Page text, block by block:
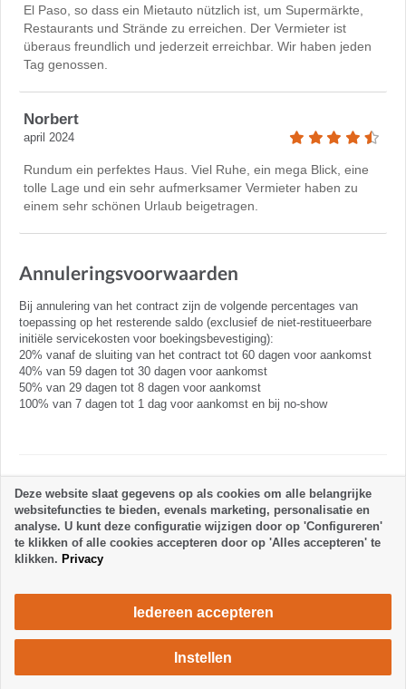
El Paso, so dass ein Mietauto nützlich ist, um Supermärkte,
Restaurants und Strände zu erreichen. Der Vermieter ist
überaus freundlich und jederzeit erreichbar. Wir haben jeden
Tag genossen.
Norbert
april 2024
Rundum ein perfektes Haus. Viel Ruhe, ein mega Blick, eine
tolle Lage und ein sehr aufmerksamer Vermieter haben zu
einem sehr schönen Urlaub beigetragen.
Annuleringsvoorwaarden
Bij annulering van het contract zijn de volgende percentages van
toepassing op het resterende saldo (exclusief de niet-restitueerbare
initiële servicekosten voor boekingsbevestiging):
20% vanaf de sluiting van het contract tot 60 dagen voor aankomst
40% van 59 dagen tot 30 dagen voor aankomst
50% van 29 dagen tot 8 dagen voor aankomst
100% van 7 dagen tot 1 dag voor aankomst en bij no-show
Verblijfsregels
1400 €/ week
Deze website slaat gegevens op als cookies om alle belangrijke
websitefuncties te bieden, evenals marketing, personalisatie en
analyse. U kunt deze configuratie wijzigen door op 'Configureren'
te klikken of alle cookies accepteren door op 'Alles accepteren' te
klikken. Privacy
Iedereen accepteren
Instellen